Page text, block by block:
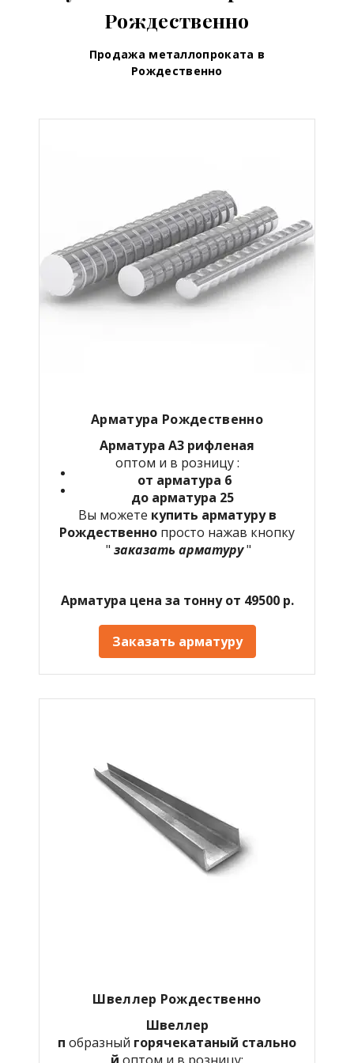
Рождественно
Продажа металлопроката в
Рождественно
Арматура Рождественно
Арматура А3 рифленая
оптом и в розницу :
от арматура 6
до арматура 25
Вы можете купить арматуру в
Рождественно просто нажав кнопку
" заказать арматуру"
Арматура цена за тонну от 49500 р.
Заказать арматуру
Швеллер Рождественно
Швеллер
п образный горячекатаный стально